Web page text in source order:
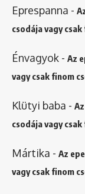
Eprespanna -
csodája vagy
Énvagyok - Az
vagy csak finom
Klütyi baba -
csodája vagy
Mártika - Az
vagy csak finom